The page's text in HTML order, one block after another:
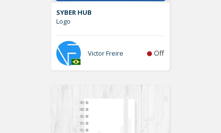
SYBER HUB
Logo
Victor Freire Off